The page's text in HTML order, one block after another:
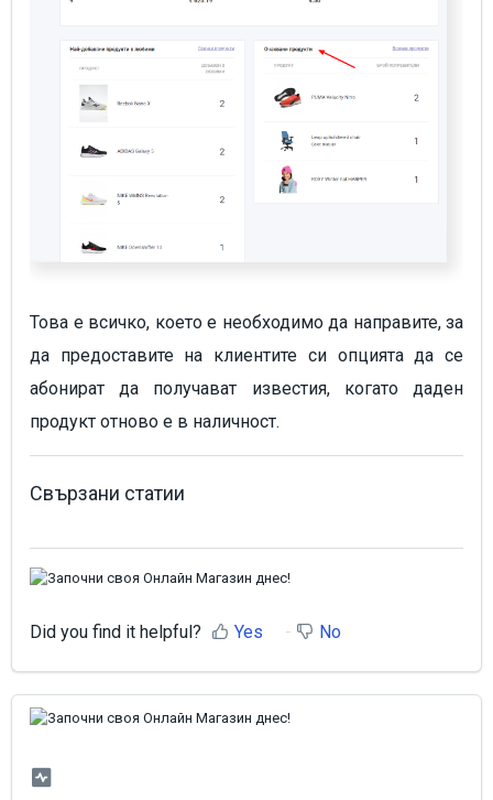
Това е всичко, което е необходимо да направите, за
да предоставите на клиентите си опцията да се
абонират да получават известия, когато даден
продукт отново е в наличност.
Свързани статии
Did you find it helpful? Yes No